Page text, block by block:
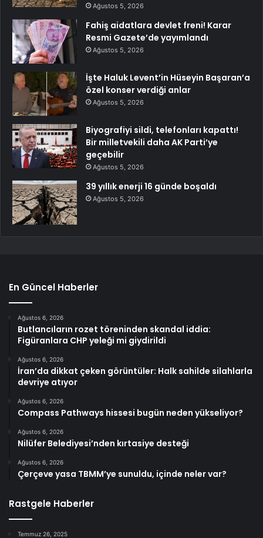
Ağustos 5, 2026
Fahiş aidatlara devlet freni! Karar
Resmi Gazete’de yayımlandı
Ağustos 5, 2026
İşte Haluk Levent’in Hüseyin Başaran’a
özel konser verdiği anlar
Ağustos 5, 2026
Biyografiyi sildi, telefonları kapattı!
Bir milletvekili daha AK Parti’ye
geçebilir
Ağustos 5, 2026
39 yıllık enerji 16 günde boşaldı
Ağustos 5, 2026
En Güncel Haberler
Ağustos 6, 2026
Butlancıların rozet töreninden skandal iddia:
Figüranlara CHP yeleği mi giydirildi
Ağustos 6, 2026
İran’da dikkat çeken görüntüler: Halk sahilde silahlarla
devriye atıyor
Ağustos 6, 2026
Compass Pathways hissesi bugün neden yükseliyor?
Ağustos 6, 2026
Nilüfer Belediyesi’nden kırtasiye desteği
Ağustos 6, 2026
Çerçeve yasa TBMM’ye sunuldu, içinde neler var?
Rastgele Haberler
Temmuz 26, 2025